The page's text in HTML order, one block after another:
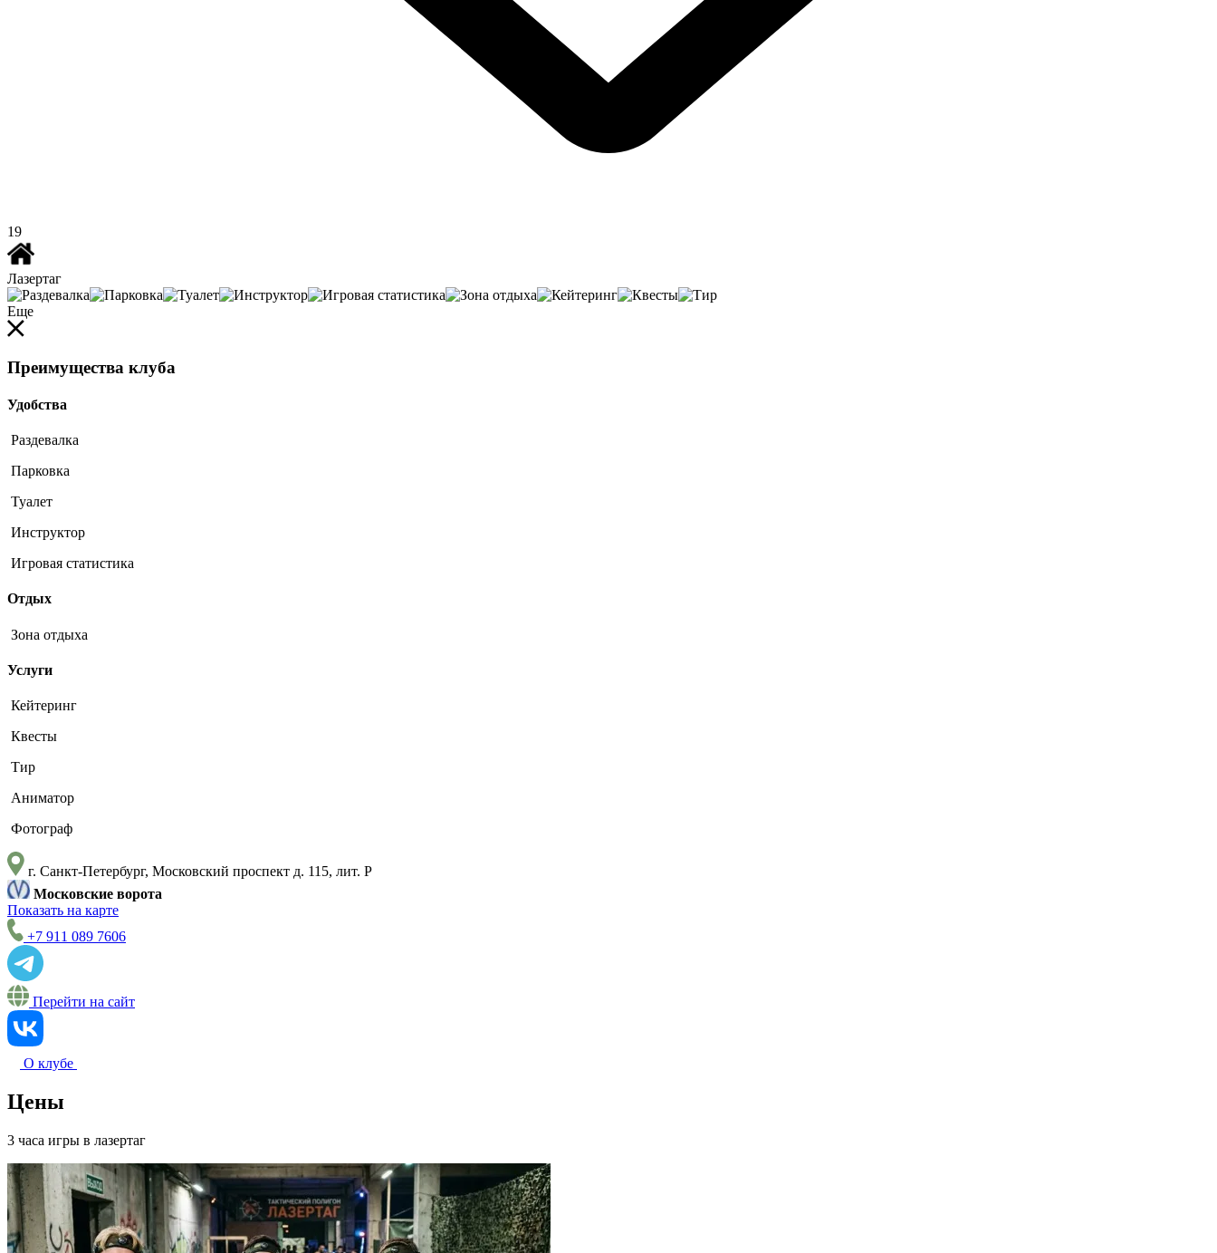
19
Лазертаг
Еще
Преимущества клуба
Удобства
Раздевалка
Парковка
Туалет
Инструктор
Игровая статистика
Отдых
Зона отдыха
Услуги
Кейтеринг
Квесты
Тир
Аниматор
Фотограф
г. Санкт-Петербург, Московский проспект д. 115, лит. Р
Московские ворота
Показать на карте
+7 911 089 7606
Перейти на сайт
О клубе
Цены
3 часа игры в лазертаг